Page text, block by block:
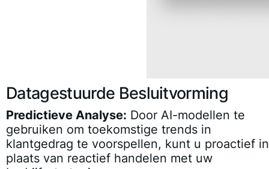
Datagestuurde Besluitvorming
Predictieve Analyse: Door AI-modellen te
gebruiken om toekomstige trends in
klantgedrag te voorspellen, kunt u proactief in
plaats van reactief handelen met uw